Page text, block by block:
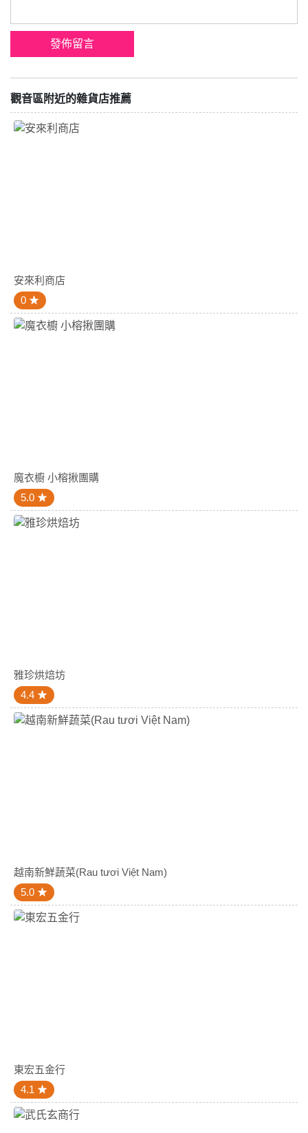
觀音區附近的雜貨店推薦
安來利商店
0
魔衣櫥 小榕揪團購
5.0
雅珍烘焙坊
4.4
越南新鮮蔬菜(Rau tươi Việt Nam)
5.0
東宏五金行
4.1